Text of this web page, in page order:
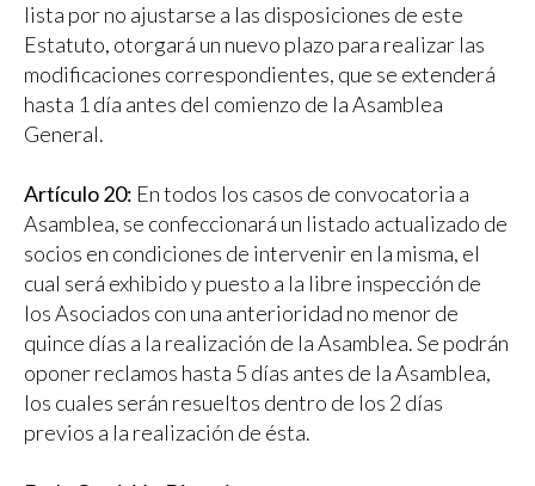
lista por no ajustarse a las disposiciones de este
Estatuto, otorgará un nuevo plazo para realizar las
modificaciones correspondientes, que se extenderá
hasta 1 día antes del comienzo de la Asamblea
General.
Artículo 20: En todos los casos de convocatoria a
Asamblea, se confeccionará un listado actualizado de
socios en condiciones de intervenir en la misma, el
cual será exhibido y puesto a la libre inspección de
los Asociados con una anterioridad no menor de
quince días a la realización de la Asamblea. Se podrán
oponer reclamos hasta 5 días antes de la Asamblea,
los cuales serán resueltos dentro de los 2 días
previos a la realización de ésta.